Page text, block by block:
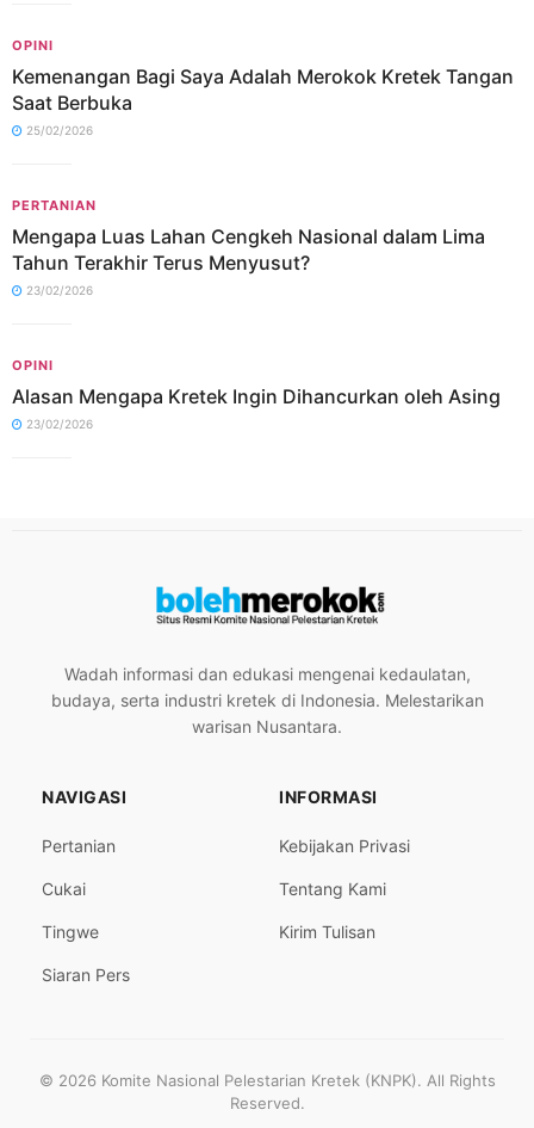
OPINI
Kemenangan Bagi Saya Adalah Merokok Kretek Tangan
Saat Berbuka
25/02/2026
PERTANIAN
Mengapa Luas Lahan Cengkeh Nasional dalam Lima
Tahun Terakhir Terus Menyusut?
23/02/2026
OPINI
Alasan Mengapa Kretek Ingin Dihancurkan oleh Asing
23/02/2026
Wadah informasi dan edukasi mengenai kedaulatan,
budaya, serta industri kretek di Indonesia. Melestarikan
warisan Nusantara.
NAVIGASI
Pertanian
Cukai
Tingwe
Siaran Pers
INFORMASI
Kebijakan Privasi
Tentang Kami
Kirim Tulisan
© 2026 Komite Nasional Pelestarian Kretek (KNPK). All Rights
Reserved.